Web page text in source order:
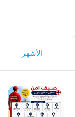
الأشهر